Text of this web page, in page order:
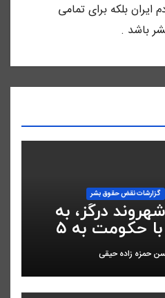
ايران بلكه براى تمامى
باشد .
گزارشات نقض حقوق بشر
درگز، به
دلیل «مخالفت» با حکومت به ۵
شد
حمزه زاده حیقی